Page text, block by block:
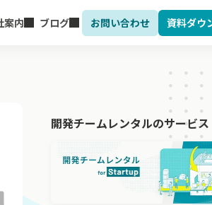
案内 ブログ お問い合わせ 資料ダウ
開発チームレンタルのサービス